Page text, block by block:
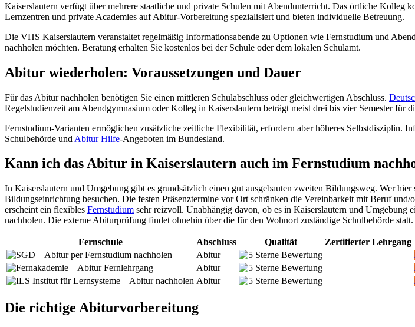
Kaiserslautern verfügt über mehrere staatliche und private Schulen mit Abendunterricht. Das örtliche Kolleg
Lernzentren und private Academies auf Abitur-Vorbereitung spezialisiert und bieten individuelle Betreuung.
Die VHS Kaiserslautern veranstaltet regelmäßig Informationsabende zu Optionen wie Fernstudium und
nachholen möchten. Beratung erhalten Sie kostenlos bei der Schule oder dem lokalen Schulamt.
Abitur wiederholen: Voraussetzungen und Dauer
Für das Abitur nachholen benötigen Sie einen mittleren Schulabschluss oder gleichwertigen Abschluss.
Regelstudienzeit am Abendgymnasium oder Kolleg in Kaiserslautern beträgt meist drei bis vier Semester für
Fernstudium-Varianten ermöglichen zusätzliche zeitliche Flexibilität, erfordern aber höheres Selbstdisziplin.
Schulbehörde und Abitur Hilfe-Angeboten im Bundesland.
Kann ich das Abitur in Kaiserslautern auch im Fernstudium
In Kaiserslautern und Umgebung gibt es grundsätzlich einen gut ausgebauten zweiten Bildungsweg. Wer
Bildungseinrichtung besuchen. Die festen Präsenztermine vor Ort schränken die Vereinbarkeit mit Beruf
erscheint ein flexibles Fernstudium sehr reizvoll. Unabhängig davon, ob es in Kaiserslautern und Umgebung
nachholen. Die externe Abiturprüfung findet ohnehin über die für den Wohnort zuständige Schulbehörde statt.
Fernschule Abschluss Qualität Zertifierter Lehrgang
Abitur
Abitur
Abitur
Die richtige Abiturvorbereitung